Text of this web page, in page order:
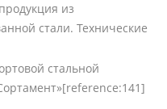
из
стали. Технические
стальной